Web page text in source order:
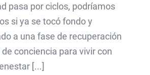
pasa por ciclos, podríamos
si ya se tocó fondo y
a una fase de recuperación
conciencia para vivir con
[...]